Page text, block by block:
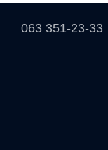
063 351-23-33